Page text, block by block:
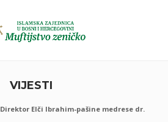
VIJESTI
Direktor Elči Ibrahim-pašine medrese dr.